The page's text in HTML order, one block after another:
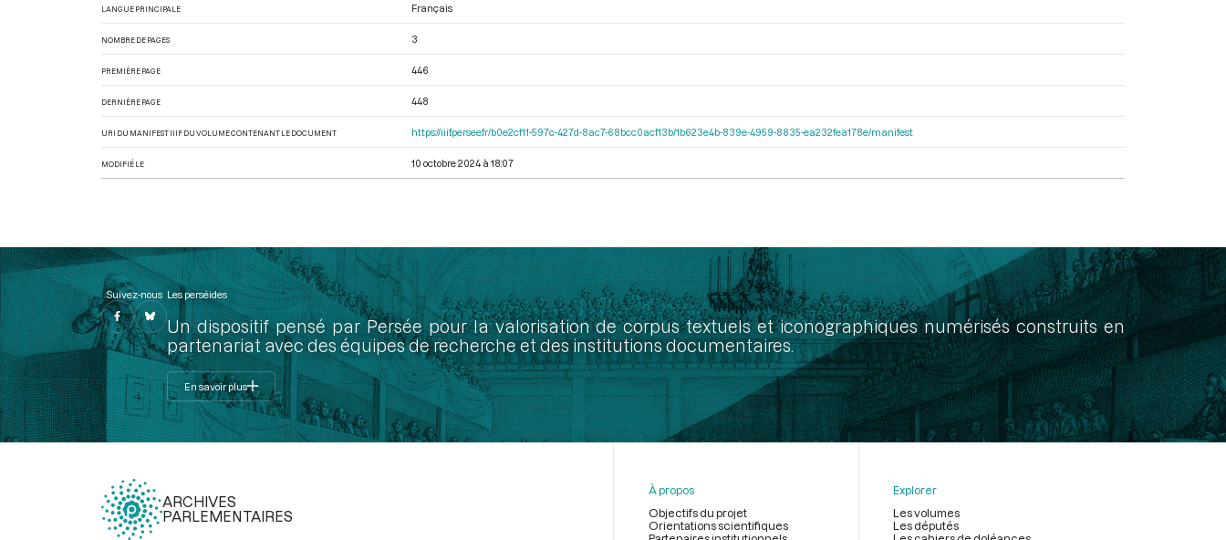
LANGUE PRINCIPALE Français
NOMBRE DE PAGES 3
PREMIÈRE PAGE 446
DERNIÈRE PAGE 448
URI DU MANIFEST IIIF DU VOLUME CONTENANT LE DOCUMENT https://iiif.persee.fr/b0e2cf11-597c-427d-8ac7-68bcc0acf13b/1b623e4b-839e-4959-8835-ea232fea178e/manifest
MODIFIÉ LE 10 octobre 2024 à 18:07
Suivez-nous Les perséides
Un dispositif pensé par Persée pour la valorisation de corpus textuels et iconographiques numérisés construits en
partenariat avec des équipes de recherche et des institutions documentaires.
En savoir plus
ARCHIVES
PARLEMENTAIRES
À propos
Objectifs du projet
Orientations scientifiques
Explorer
Les volumes
Les députés